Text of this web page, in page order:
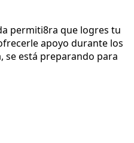
permiti8ra que logres tu
apoyo durante los
se está preparando para